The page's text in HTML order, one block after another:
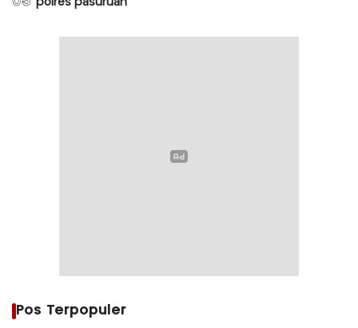
Pos Terpopuler